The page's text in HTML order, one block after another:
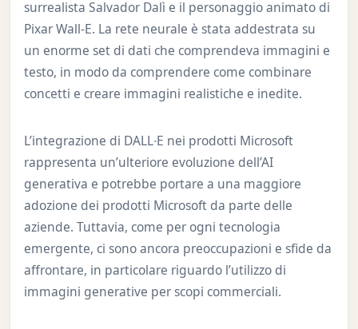
surrealista Salvador Dalì e il personaggio animato di
Pixar Wall-E. La rete neurale è stata addestrata su
un enorme set di dati che comprendeva immagini e
testo, in modo da comprendere come combinare
concetti e creare immagini realistiche e inedite.
L’integrazione di DALL∙E nei prodotti Microsoft
rappresenta un’ulteriore evoluzione dell’AI
generativa e potrebbe portare a una maggiore
adozione dei prodotti Microsoft da parte delle
aziende. Tuttavia, come per ogni tecnologia
emergente, ci sono ancora preoccupazioni e sfide da
affrontare, in particolare riguardo l’utilizzo di
immagini generative per scopi commerciali.